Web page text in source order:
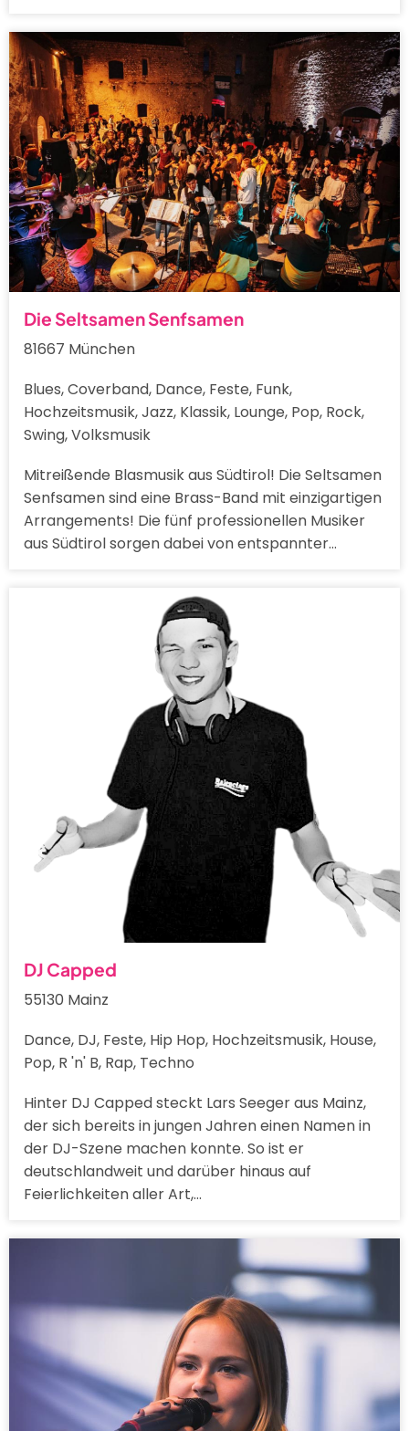
Die Seltsamen Senfsamen
81667 München
Blues, Coverband, Dance, Feste, Funk,
Hochzeitsmusik, Jazz, Klassik, Lounge, Pop, Rock,
Swing, Volksmusik
Mitreißende Blasmusik aus Südtirol! Die Seltsamen
Senfsamen sind eine Brass-Band mit einzigartigen
Arrangements! Die fünf professionellen Musiker
aus Südtirol sorgen dabei von entspannter…
DJ Capped
55130 Mainz
Dance, DJ, Feste, Hip Hop, Hochzeitsmusik, House,
Pop, R 'n' B, Rap, Techno
Hinter DJ Capped steckt Lars Seeger aus Mainz,
der sich bereits in jungen Jahren einen Namen in
der DJ-Szene machen konnte. So ist er
deutschlandweit und darüber hinaus auf
Feierlichkeiten aller Art,…